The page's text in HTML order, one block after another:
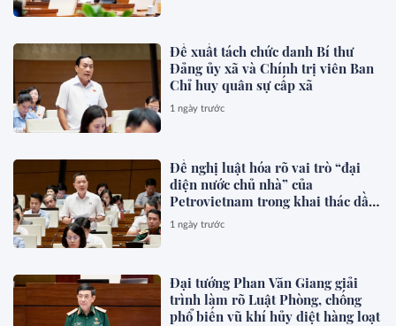
Đề xuất tách chức danh Bí thư
Đảng ủy xã và Chính trị viên Ban
Chỉ huy quân sự cấp xã
1 ngày trước
Đề nghị luật hóa rõ vai trò “đại
diện nước chủ nhà” của
Petrovietnam trong khai thác dầu
khí
1 ngày trước
Đại tướng Phan Văn Giang giải
trình làm rõ Luật Phòng, chống
phổ biến vũ khí hủy diệt hàng loạt